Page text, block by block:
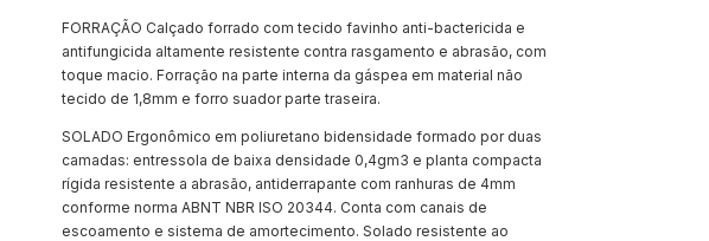
FORRAÇÃO Calçado forrado com tecido favinho anti-bactericida e
antifungicida altamente resistente contra rasgamento e abrasão, com
toque macio. Forração na parte interna da gáspea em material não
tecido de 1,8mm e forro suador parte traseira.
SOLADO Ergonômico em poliuretano bidensidade formado por duas
camadas: entressola de baixa densidade 0,4gm3 e planta compacta
rígida resistente a abrasão, antiderrapante com ranhuras de 4mm
conforme norma ABNT NBR ISO 20344. Conta com canais de
escoamento e sistema de amortecimento. Solado resistente ao